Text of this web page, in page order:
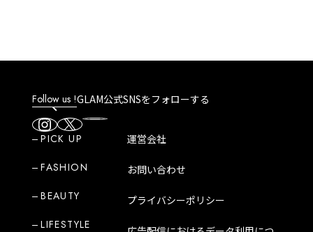
Follow us !GLAM公式SNSをフォローする
PICK UP
FASHION
BEAUTY
LIFESTYLE
運営会社
お問い合わせ
プライバシーポリシー